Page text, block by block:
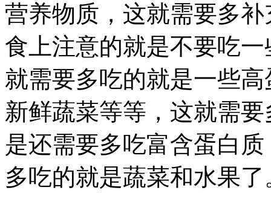
营养物质，这就需要多
食上注意的就是不要吃
就需要多吃的就是一些
新鲜蔬菜等等，这就需
是还需要多吃富含蛋白
多吃的就是蔬菜和水果了